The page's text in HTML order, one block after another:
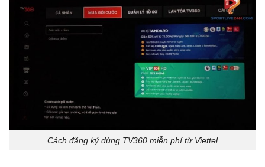
Cách đăng ký dùng TV360 miễn phí từ Viettel